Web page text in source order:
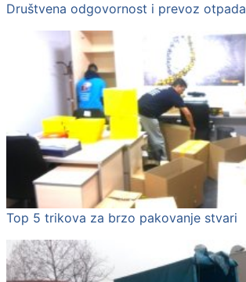
Društvena odgovornost i prevoz otpada
Top 5 trikova za brzo pakovanje stvari